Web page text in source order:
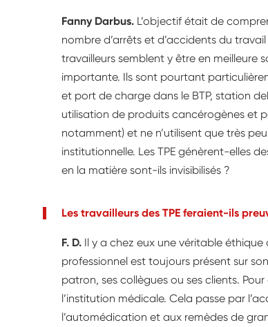
Fanny Darbus. L’objectif était de
nombre d’arrêts et d’accidents du
travailleurs semblent y être en meilleure
importante. Ils sont pourtant
et port de charge dans le BTP, station
utilisation de produits cancérogènes et
notamment) et ne n’utilisent que très
institutionnelle. Les TPE génèrent-elles
en la matière sont-ils invisibilisés ?
Les travailleurs des TPE feraient-ils
F. D. Il y a chez eux une véritable
professionnel est toujours présent sur
patron, ses collègues ou ses clients.
l’institution médicale. Cela passe par
l’automédication et aux remèdes de